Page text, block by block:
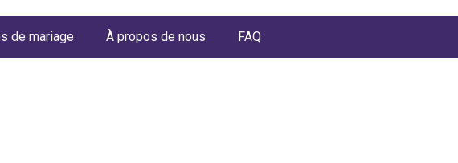
de mariage À propos de nous FAQ